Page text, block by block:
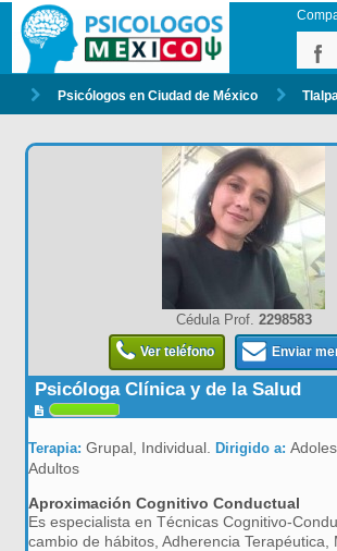
Psicólogos en Ciudad de México
Cédula Prof. 2298583
Ver teléfono Enviar
Psicóloga Clínica y de la Salud
Terapia: Grupal, Individual.Dirigido a:
Adultos
Aproximación Cognitivo Conductual
Es especialista en Técnicas Cognitivo-
cambio de hábitos, Adherencia Terapéutica,